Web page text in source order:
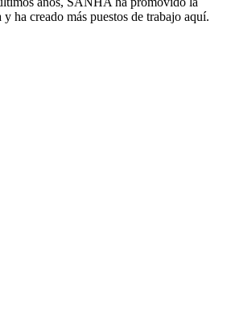
ha creado más puestos de trabajo aquí.